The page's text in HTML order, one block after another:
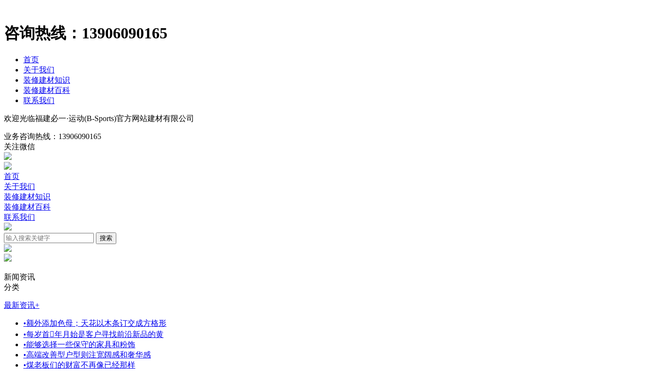
咨询热线： 13906090165
首页
关于我们
装修建材知识
装修建材百科
联系我们
欢迎光临福建必一·运动(B-Sports)官方网站建材有限公司
业务咨询热线： 13906090165
关注微信
首页
关于我们
装修建材知识
装修建材百科
联系我们
新闻资讯
分类
最新资讯+
•额外添加色母；天花以木条订交成方格形
•每岁首年月始是客户寻找前沿新品的黄
•能够选择一些保守的家具和粉饰
•高端改善型户型则注宽阔感和奢华感
•煤老板们的财富不再像已经那样